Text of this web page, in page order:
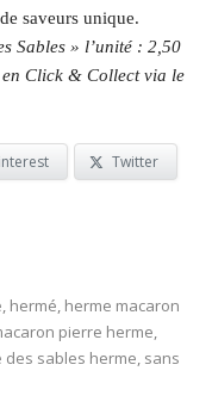
saveurs unique.
Sables » l’unité : 2,50
Click & Collect via le
Twitter
, hermé, herme macaron
pierre herme,
des sables herme, sans